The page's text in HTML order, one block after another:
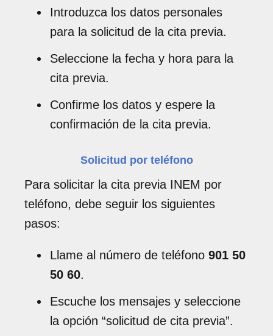
Introduzca los datos personales
para la solicitud de la cita previa.
Seleccione la fecha y hora para la
cita previa.
Confirme los datos y espere la
confirmación de la cita previa.
Solicitud por teléfono
Para solicitar la cita previa INEM por
teléfono, debe seguir los siguientes
pasos:
Llame al número de teléfono 901 50
50 60.
Escuche los mensajes y seleccione
la opción “solicitud de cita previa”.